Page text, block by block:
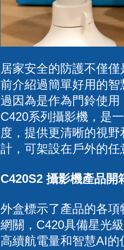
居家安全的防護不僅
前介紹過簡單好用的
過因為是作為門鈴使
C420系列攝影機，是
度，提供更清晰的視
計，可架設在戶外的
C420S2 攝影機產品開
外盒標示了產品的各
網關，C420具備星光
高續航電量和智慧AI的